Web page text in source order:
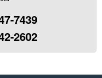
7439
2602